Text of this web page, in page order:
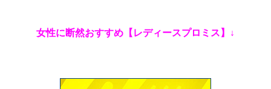
女性に断然おすすめ【レディースプロミス】↓